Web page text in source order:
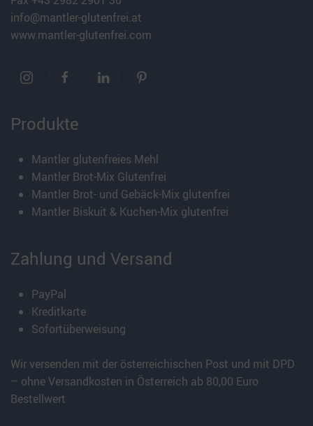
info@mantler-glutenfrei.at
www.mantler-glutenfrei.com
Produkte
Mantler glutenfreies Mehl
Mantler Brot-Mix Glutenfrei
Mantler Brot- und Gebäck-Mix glutenfrei
Mantler Biskuit & Kuchen-Mix glutenfrei
Zahlung und Versand
PayPal
Kreditkarte
Sofortüberweisung
Wir versenden mit der österreichischen Post und mit DPD
– ohne Versandkosten in Österreich ab 80,00 Euro
Bestellwert